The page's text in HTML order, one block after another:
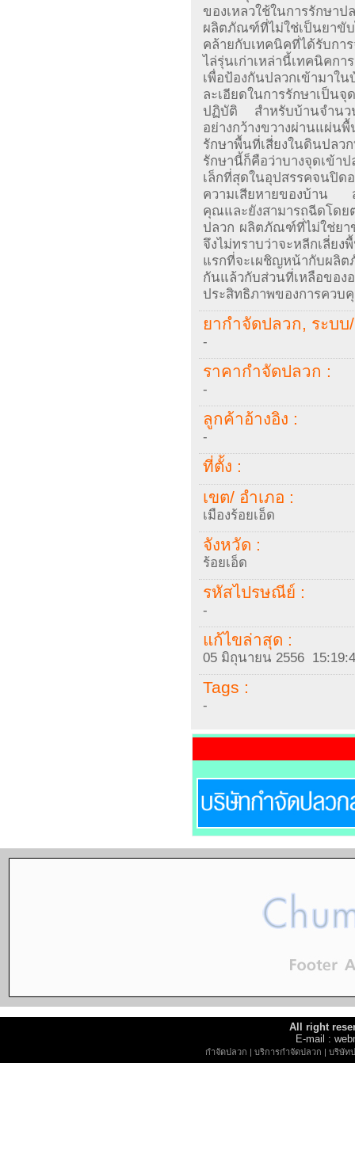
ของเหลวใช้ในการรักษา
ผลิตภัณฑ์ที่ไม่ใช่เป็นยาขั
คล้ายกับเทคนิคที่ได้รับกา
ไล่รุ่นเก่าเหล่านี้เทคนิคก
เพื่อป้องกันปลวกเข้ามาใ
ละเอียดในการรักษาเป็นจุ
ปฏิบัติ สำหรับบ้านจำนวน
อย่างกว้างขวางผ่านแผ่น
รักษาพื้นที่เสี่ยงในดินปล
รักษานี้ก็คือว่าบางจุดเข้า
เล็กที่สุดในอุปสรรคจนปิด
ความเสียหายของบ้าน
คุณและยังสามารถฉีดโด
ปลวก ผลิตภัณฑ์ที่ไม่ใช่ยา
จึงไม่ทราบว่าจะหลีกเลี่
แรกที่จะเผชิญหน้ากับผลิต
กันแล้วกับส่วนที่เหลือของ
ประสิทธิภาพของการคว
ยากำจัดปลวก, ระบ
-
ราคากำจัดปลวก :
-
ลูกค้าอ้างอิง :
-
ที่ตั้ง :
เขต/ อำเภอ :
เมืองร้อยเอ็ด
จังหวัด :
ร้อยเอ็ด
รหัสไปรษณีย์ :
-
แก้ไขล่าสุด :
05 มิถุนายน 2556
Tags :
-
All right
E-mail :
กำจัดปลวก | บริการกำจัดปลวก | บริษัท